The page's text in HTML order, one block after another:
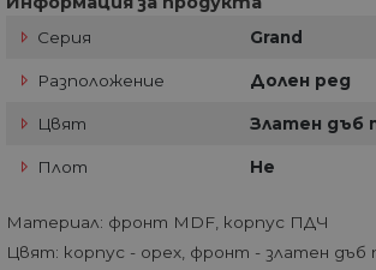
Серия Grand
Разположение Долен ред
Цвят Златен дъб
Плот Не
Материал: фронт MDF, корпус ПДЧ
Цвят: корпус - орех, фронт - златен дъб